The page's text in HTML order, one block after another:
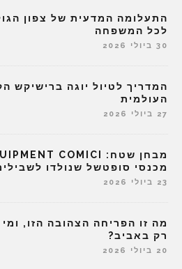
התעלומה המדעית של צפון
לכל המשפחה
30 ביולי 2026
המדריך לטיול יוגה ברישיקש
העולמית
27 ביולי 2026
מכנסי סופטשל שנולדו
23 ביולי 2026
מה זו הפריחה הצהובה הזו,
רק באביב?
20 ביולי 2026